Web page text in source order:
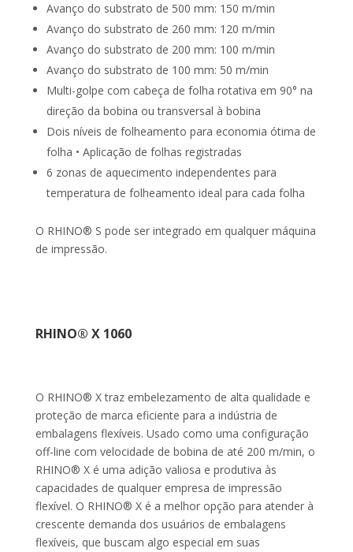
Avanço do substrato de 500 mm: 150 m/min
Avanço do substrato de 260 mm: 120 m/min
Avanço do substrato de 200 mm: 100 m/min
Avanço do substrato de 100 mm: 50 m/min
Multi-golpe com cabeça de folha rotativa em 90° na
direção da bobina ou transversal à bobina
Dois níveis de folheamento para economia ótima de
folha • Aplicação de folhas registradas
6 zonas de aquecimento independentes para
temperatura de folheamento ideal para cada folha
O RHINO® S pode ser integrado em qualquer máquina
de impressão.
RHINO® X 1060
O RHINO® X traz embelezamento de alta qualidade e
proteção de marca eficiente para a indústria de
embalagens flexíveis. Usado como uma configuração
off-line com velocidade de bobina de até 200 m/min, o
RHINO® X é uma adição valiosa e produtiva às
capacidades de qualquer empresa de impressão
flexível. O RHINO® X é a melhor opção para atender à
crescente demanda dos usuários de embalagens
flexíveis, que buscam algo especial em suas